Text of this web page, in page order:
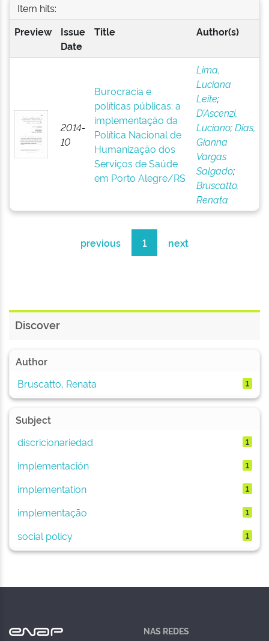
Item hits:
Preview
Issue
Date
Title Author(s)
2014-
10
Burocracia e
políticas públicas: a
implementação da
Política Nacional de
Humanização dos
Serviços de Saúde
em Porto Alegre/RS
Lima,
Luciana
Leite;
D’Ascenzi,
Luciano;Dias,
Gianna
Vargas
Salgado;
Bruscatto,
Renata
previous 1 next
Discover
Author
Bruscatto, Renata
1
Subject
discricionariedad
1
implementación 1
implementation 1
implementação 1
social policy 1
NAS REDES